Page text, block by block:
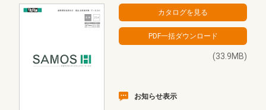
(33.9MB)
お知らせ表示